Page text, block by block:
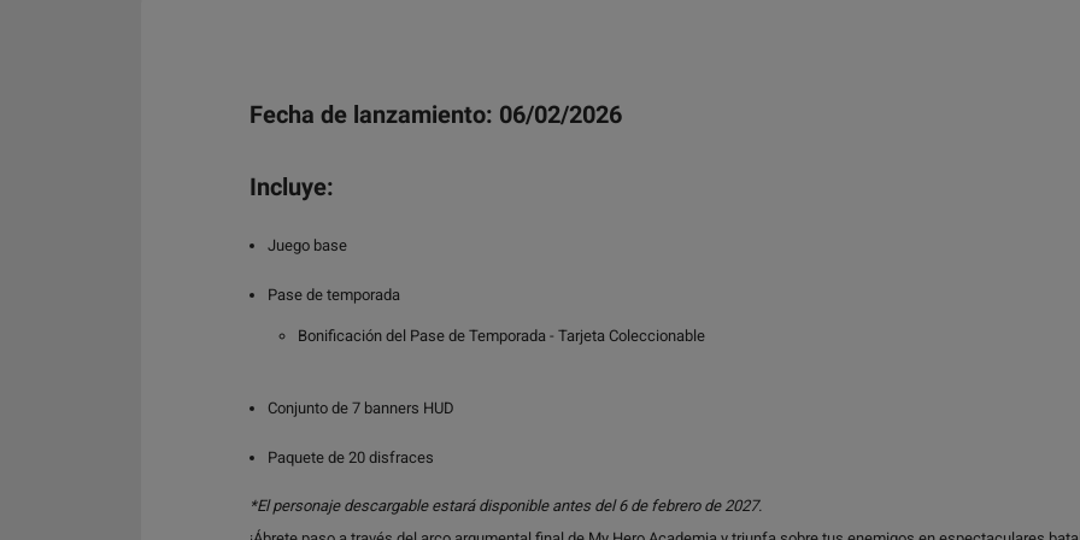
Fecha de lanzamiento: 06/02/2026
Incluye:
Juego base
Pase de temporada
Bonificación del Pase de Temporada - Tarjeta Coleccionable
Conjunto de 7 banners HUD
Paquete de 20 disfraces
*El personaje descargable estará disponible antes del 6 de febrero de 2027.